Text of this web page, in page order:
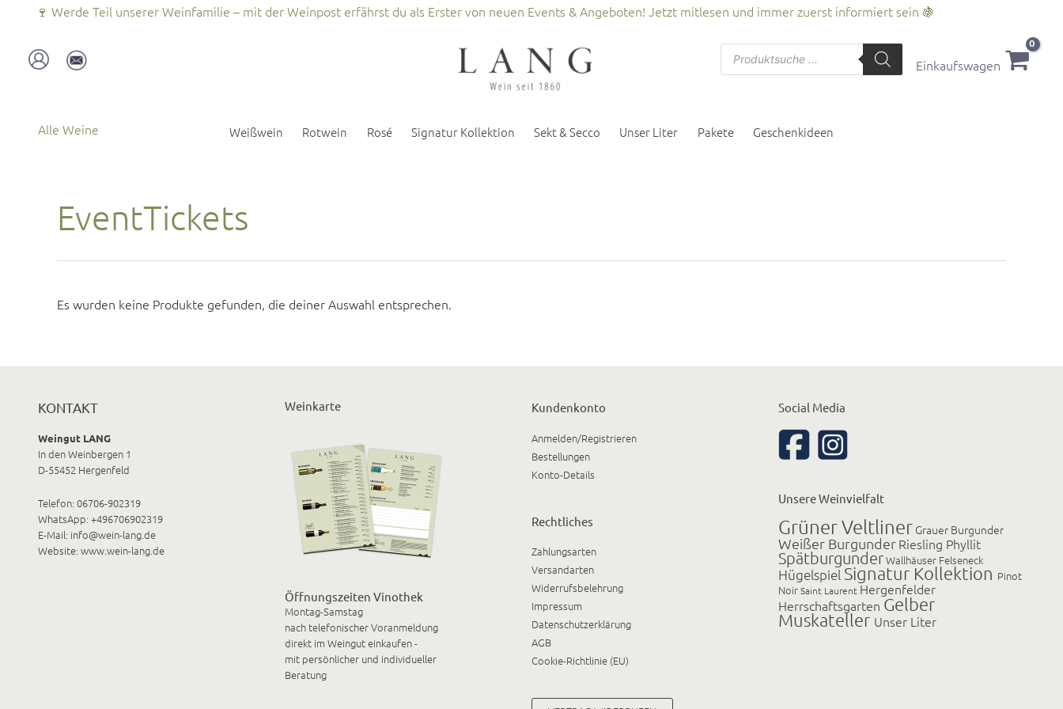
springen
🍷 Werde Teil unserer Weinfamilie – mit der Weinpost erfährst du als Erster von neuen Events & Angeboten! Jetzt mitlesen und immer zuerst informiert sein 🍇
Products
search Einkaufswagen
Alle Weine Weißwein Rotwein Rosé Signatur Kollektion Sekt & Secco Unser Liter Pakete Geschenkideen
EventTickets
Es wurden keine Produkte gefunden, die deiner Auswahl entsprechen.
KONTAKT
Weingut LANG
In den Weinbergen 1
D-55452 Hergenfeld
Telefon: 06706-902319
WhatsApp: +496706902319
E-Mail: info@wein-lang.de
Website:www.wein-lang.de
Weinkarte
Öffnungszeiten Vinothek
Montag-Samstag
nach telefonischer Voranmeldung
direkt im Weingut einkaufen -
mit persönlicher und individueller
Beratung
Kundenkonto
Anmelden/Registrieren
Bestellungen
Konto-Details
Rechtliches
Zahlungsarten
Versandarten
Widerrufsbelehrung
Impressum
Datenschutzerklärung
AGB
Cookie-Richtlinie (EU)
Social Media
Unsere Weinvielfalt
Grüner Veltliner Grauer Burgunder
Weißer BurgunderRiesling Phyllit
SpätburgunderWallhäuser Felseneck
Hügelspiel Signatur Kollektion Pinot
NoirSaint LaurentHergenfelder
Herrschaftsgarten Gelber
Muskateller Unser Liter